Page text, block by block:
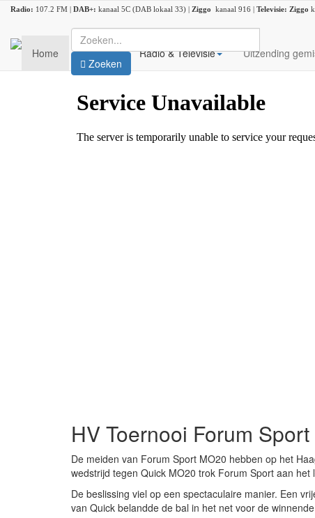
Radio: 107.2 FM | DAB+: kanaal 5C (DAB lokaal 33) | Ziggo kanaal 916 | Televisie: Ziggo
Home Nieuws Radio & Televisie Uitzending
Zoeken
HV Toernooi Forum
De meiden van Forum Sport MO20 hebben op het
wedstrijd tegen Quick MO20 trok Forum Sport aan het
De beslissing viel op een spectaculaire manier. Een
van Quick belandde de bal in het net voor de